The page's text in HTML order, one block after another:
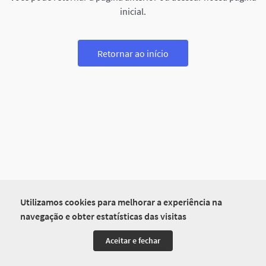
Utilizamos cookies para melhorar a experiência na
navegação e obter estatísticas das visitas
Aceitar e fechar
inicial.
Retornar ao início